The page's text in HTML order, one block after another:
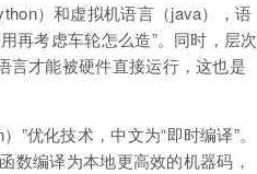
）和虚拟机语言（java），语
再考虑车轮怎么造”。同时，层次
言才能被硬件直接运行，这也是
优化技术，中文为“即时编译”。
数编译为本地更高效的机器码，